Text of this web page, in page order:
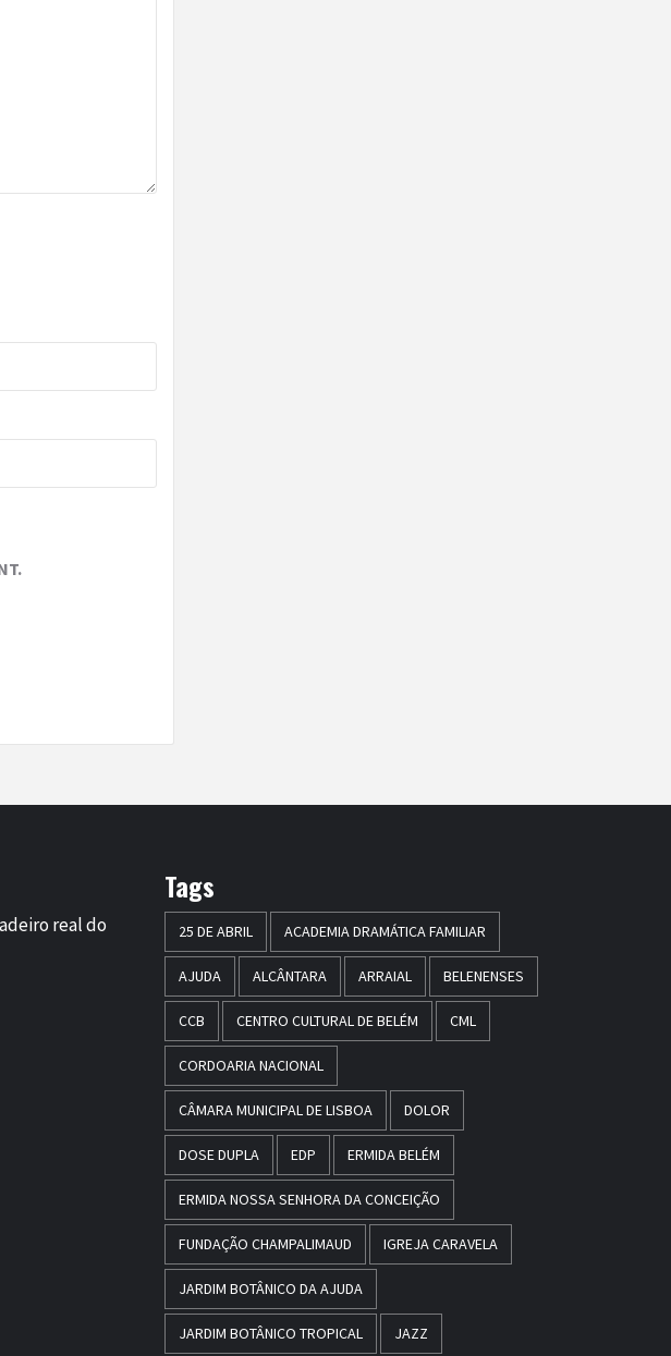
real do
Tags
25 DE ABRIL ACADEMIA DRAMÁTICA FAMILIAR
AJUDA ALCÂNTARA ARRAIAL BELENENSES
CCB CENTRO CULTURAL DE BELÉM CML
CORDOARIA NACIONAL
CÂMARA MUNICIPAL DE LISBOA DOLOR
DOSE DUPLA EDP ERMIDA BELÉM
ERMIDA NOSSA SENHORA DA CONCEIÇÃO
FUNDAÇÃO CHAMPALIMAUD IGREJA CARAVELA
JARDIM BOTÂNICO DA AJUDA
JARDIM BOTÂNICO TROPICAL JAZZ